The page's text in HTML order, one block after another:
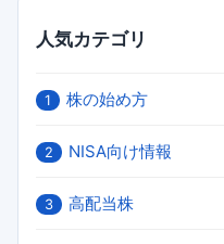
人気カテゴリ
1 株の始め方
2 NISA向け情報
3 高配当株